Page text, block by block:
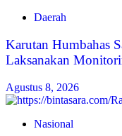
Daerah
Karutan Humbahas
Laksanakan
Agustus 8, 2026
Nasional